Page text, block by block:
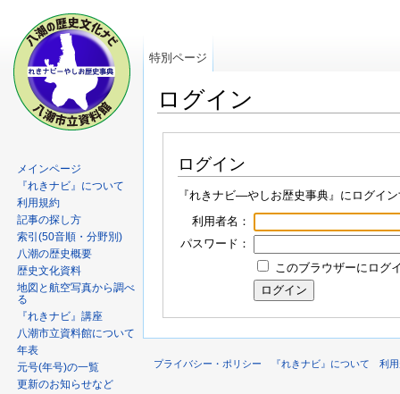
ログイン
ログイン
『れきナビ―やしお歴史事典』にログイ
利用者名：
パスワード：
このブラウザーにログ
特別ページ
メインページ
『れきナビ』について
利用規約
記事の探し方
索引(50音順・分野別)
八潮の歴史概要
歴史文化資料
地図と航空写真から調べ
る
『れきナビ』講座
八潮市立資料館について
年表
元号(年号)の一覧
更新のお知らせなど
プライバシー・ポリシー 『れきナビ』について 利